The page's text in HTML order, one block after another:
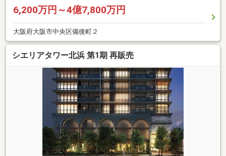
6,200万円～4億7,800万円
大阪府大阪市中央区備後町２
シエリアタワー北浜 第1期 再販売